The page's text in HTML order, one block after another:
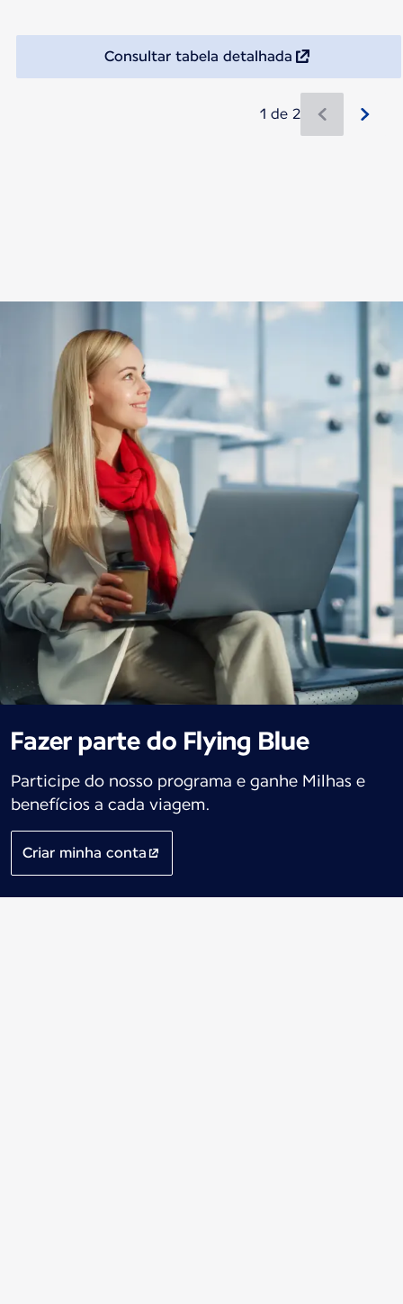
Consultar tabela detalhada
1 de 2
Fazer parte do Flying Blue
Participe do nosso programa e ganhe Milhas e
benefícios a cada viagem.
Criar minha conta